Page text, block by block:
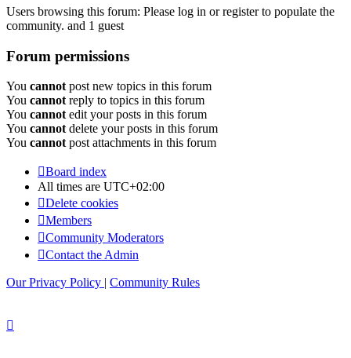
Users browsing this forum: Please log in or register to populate the
community. and 1 guest
Forum permissions
You cannot post new topics in this forum
You cannot reply to topics in this forum
You cannot edit your posts in this forum
You cannot delete your posts in this forum
You cannot post attachments in this forum
Board index
All times are UTC+02:00
Delete cookies
Members
Community Moderators
Contact the Admin
Our Privacy Policy | Community Rules